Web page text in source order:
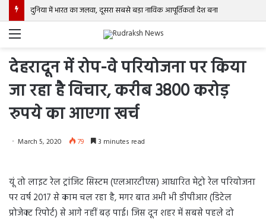
दुनिया में भारत का जलवा, दूसरा सबसे बड़ा नाविक आपूर्तिकर्ता देश बना
Menu
देहरादून में रोप-वे परियोजना पर किया
जा रहा है विचार, करीब 3800 करोड़
रुपये का आएगा खर्च
March 5, 2020 79 3 minutes read
यूं तो लाइट रेल ट्रांजिट सिस्टम (एलआरटीएस) आधारित मेट्रो रेल परियोजना
पर वर्ष 2017 से काम चल रहा है, मगर बात अभी भी डीपीआर (डिटेल
प्रोजेक्ट रिपोर्ट) से आगे नहीं बढ़ पाई। जिस दून शहर में सबसे पहले दो